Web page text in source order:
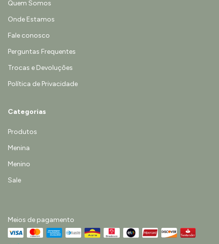
Quem Somos
Onde Estamos
Fale conosco
Perguntas Frequentes
Trocas e Devoluções
Política de Privacidade
Categorias
Produtos
Menina
Menino
Sale
Meios de pagamento